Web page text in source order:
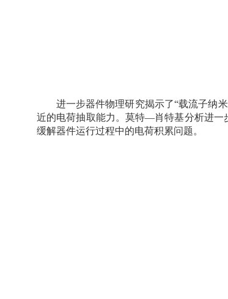
进一步器件物理研究揭示了“载流子纳
近的电荷抽取能力。莫特—肖特基分析进一
缓解器件运行过程中的电荷积累问题。